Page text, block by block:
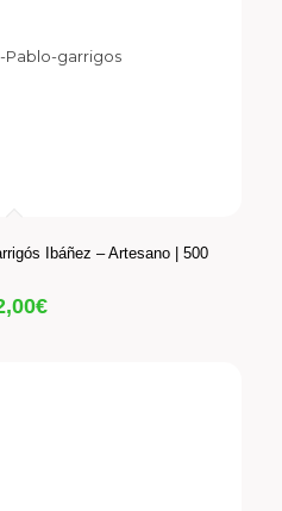
Ibáñez – Artesano | 500
€